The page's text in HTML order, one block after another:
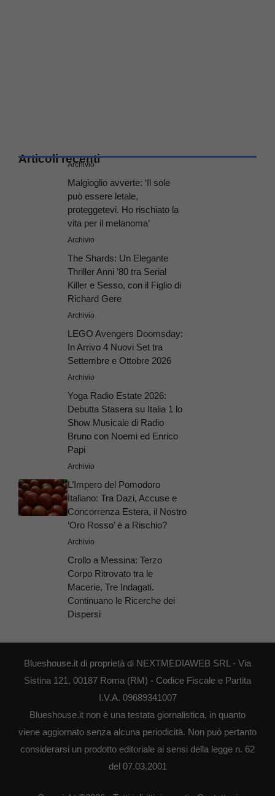
Articoli recenti
Archivio
Malgioglio avverte: ‘Il sole
può essere letale,
proteggetevi. Ho rischiato la
vita per il melanoma’
Archivio
The Shards: Un Elegante
Thriller Anni ’80 tra Serial
Killer e Sesso, con il Figlio di
Richard Gere
Archivio
LEGO Avengers Doomsday:
In Arrivo 4 Nuovi Set tra
Settembre e Ottobre 2026
Archivio
Yoga Radio Estate 2026:
Debutta Stasera su Italia 1 lo
Show Musicale di Radio
Bruno con Noemi ed Enrico
Papi
Archivio
L’Impero del Pomodoro
Italiano: Tra Dazi, Accuse e
Concorrenza Estera, il Nostro
‘Oro Rosso’ è a Rischio?
Archivio
Crollo a Messina: Terzo
Corpo Ritrovato tra le
Macerie, Tre Indagati.
Continuano le Ricerche dei
Dispersi
Blueshouse.it di proprietà di NEXTMEDIAWEB SRL - Via
Sistina 121, 00187 Roma (RM) - Codice Fiscale e Partita
I.V.A. 09689341007
Blueshouse.it non è una testata giornalistica, in quanto
viene aggiornato senza alcuna periodicità. Non può pertanto
considerarsi un prodotto editoriale ai sensi della legge n. 62
del 07.03.2001